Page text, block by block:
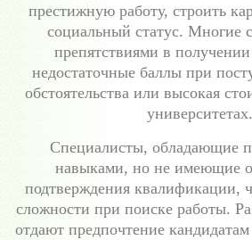
престижную работу, строить
социальный статус. Многие
препятствиями в
недостаточные баллы при
обстоятельства или высокая
университетах.
Специалисты, обладающие
навыками, но не имеющие
подтверждения квалификации,
сложности при поиске работы.
отдают предпочтение